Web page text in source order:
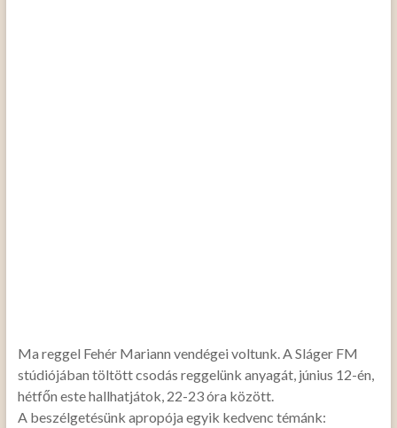
Ma reggel Fehér Mariann vendégei voltunk. A Sláger FM
stúdiójában töltött csodás reggelünk anyagát, június 12-én,
hétfőn este hallhatjátok, 22-23 óra között.
A beszélgetésünk apropója egyik kedvenc témánk: